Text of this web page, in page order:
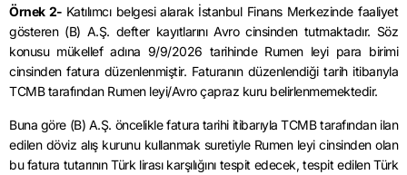
Örnek 2- Katılımcı belgesi alarak İstanbul Finans Merkezinde faaliyet
gösteren (B) A.Ş. defter kayıtlarını Avro cinsinden tutmaktadır. Söz
konusu mükellef adına 9/9/2026 tarihinde Rumen leyi para birimi
cinsinden fatura düzenlenmiştir. Faturanın düzenlendiği tarih itibarıyla
TCMB tarafından Rumen leyi/Avro çapraz kuru belirlenmemektedir.
Buna göre (B) A.Ş. öncelikle fatura tarihi itibarıyla TCMB tarafından ilan
edilen döviz alış kurunu kullanmak suretiyle Rumen leyi cinsinden olan
bu fatura tutarının Türk lirası karşılığını tespit edecek, tespit edilen Türk